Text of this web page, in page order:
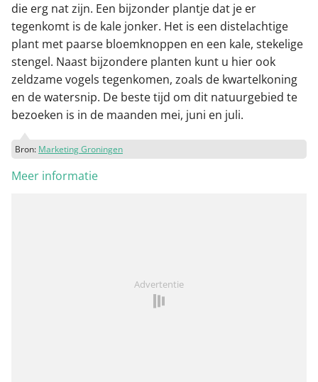
die erg nat zijn. Een bijzonder plantje dat je er
tegenkomt is de kale jonker. Het is een distelachtige
plant met paarse bloemknoppen en een kale, stekelige
stengel. Naast bijzondere planten kunt u hier ook
zeldzame vogels tegenkomen, zoals de kwartelkoning
en de watersnip. De beste tijd om dit natuurgebied te
bezoeken is in de maanden mei, juni en juli.
Bron: Marketing Groningen
Meer informatie
Advertentie